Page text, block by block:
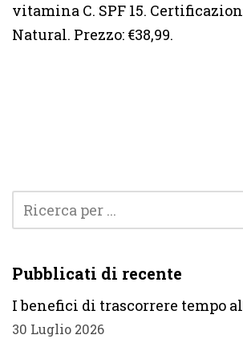
vitamina C. SPF 15.
Natural. Prezzo: €38,99.
Pubblicati di recente
I benefici di trascorrere tempo
30 Luglio 2026